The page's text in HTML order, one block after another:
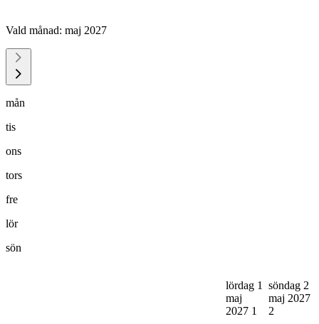
Vald månad: maj 2027
mån
tis
ons
tors
fre
lör
sön
lördag 1
maj
2027 1
söndag 2
maj 2027
2